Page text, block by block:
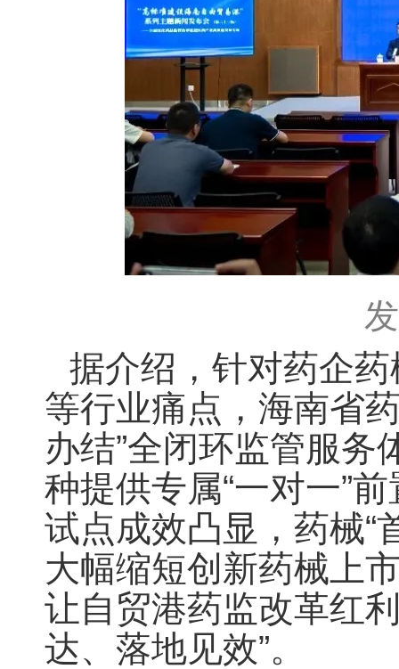
据介绍，针对药企
等行业痛点，海南省
办结”全闭环监管服
种提供专属“一对一”
试点成效凸显，药械“
大幅缩短创新药械上
让自贸港药监改革红
达、落地见效”。